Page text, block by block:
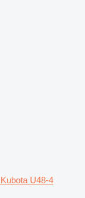
Kubota U48-4